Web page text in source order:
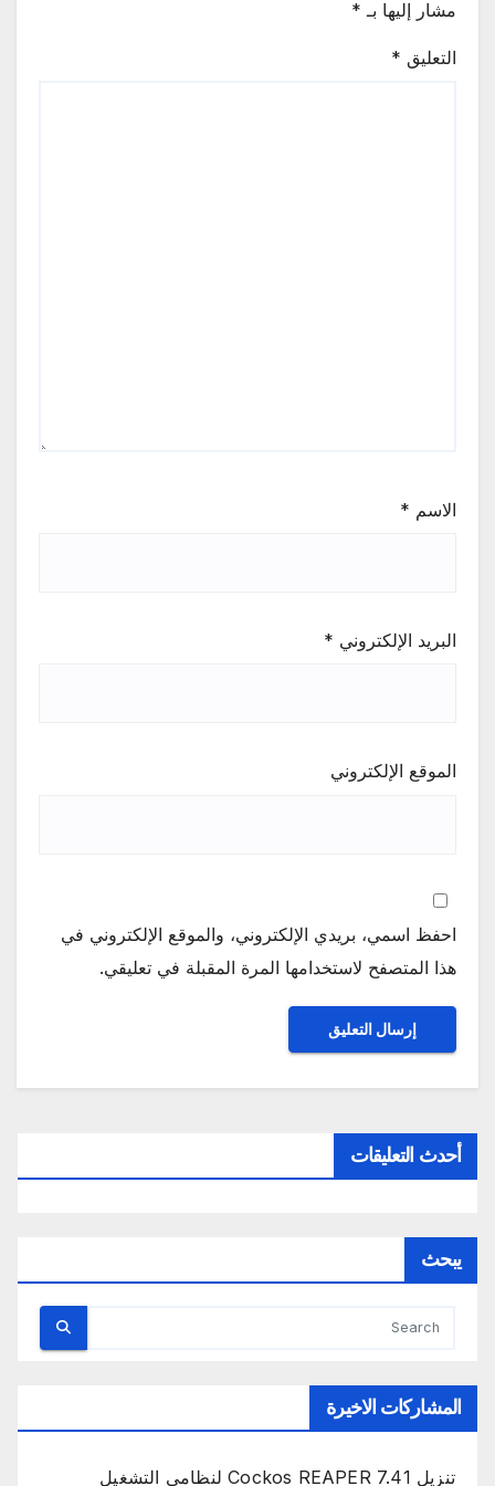
مشار إليها بـ *
التعليق *
الاسم *
البريد الإلكتروني *
الموقع الإلكتروني
احفظ اسمي، بريدي الإلكتروني، والموقع الإلكتروني في
هذا المتصفح لاستخدامها المرة المقبلة في تعليقي.
أحدث التعليقات
يبحث
المشاركات الاخيرة
تنزيل Cockos REAPER 7.41 لنظامي التشغيل